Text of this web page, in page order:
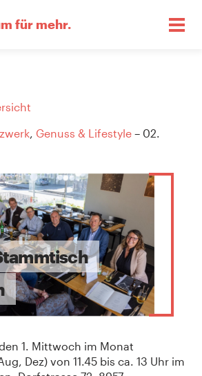
für mehr.
, Genuss & Lifestyle – 02.
1. Mittwoch im Monat
Dez) von 11.45 bis ca. 13 Uhr im